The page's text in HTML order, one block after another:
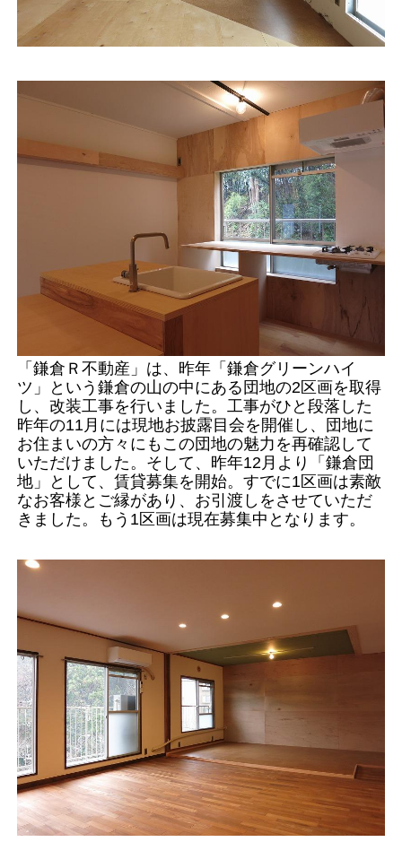
「鎌倉Ｒ不動産」は、昨年「鎌倉グリーンハイ
ツ」という鎌倉の山の中にある団地の2区画を取得
し、改装工事を行いました。工事がひと段落した
昨年の11月には現地お披露目会を開催し、団地に
お住まいの方々にもこの団地の魅力を再確認して
いただけました。そして、昨年12月より「鎌倉団
地」として、賃貸募集を開始。すでに1区画は素敵
なお客様とご縁があり、お引渡しをさせていただ
きました。もう1区画は現在募集中となります。